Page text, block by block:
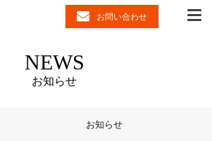
お問い合わせ
NEWS
お知らせ
お知らせ